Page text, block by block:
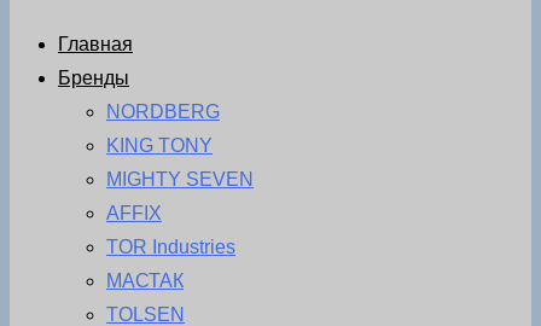
Главная
Бренды
NORDBERG
KING TONY
MIGHTY SEVEN
AFFIX
TOR Industries
МАСТАК
TOLSEN